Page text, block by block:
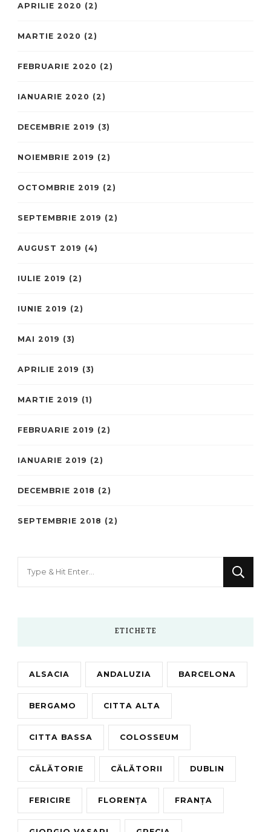
APRILIE 2020 (2)
MARTIE 2020 (2)
FEBRUARIE 2020 (2)
IANUARIE 2020 (2)
DECEMBRIE 2019 (3)
NOIEMBRIE 2019 (2)
OCTOMBRIE 2019 (2)
SEPTEMBRIE 2019 (2)
AUGUST 2019 (4)
IULIE 2019 (2)
IUNIE 2019 (2)
MAI 2019 (3)
APRILIE 2019 (3)
MARTIE 2019 (1)
FEBRUARIE 2019 (2)
IANUARIE 2019 (2)
DECEMBRIE 2018 (2)
SEPTEMBRIE 2018 (2)
ETICHETE
ALSACIA ANDALUZIA BARCELONA
BERGAMO CITTA ALTA
CITTA BASSA COLOSSEUM
CĂLĂTORIE CĂLĂTORII DUBLIN
FERICIRE FLORENȚA FRANȚA